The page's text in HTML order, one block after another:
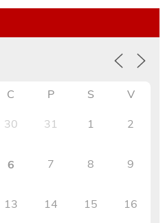
C P S V
30 31 1 2
6 7 8 9
13 14 15 16